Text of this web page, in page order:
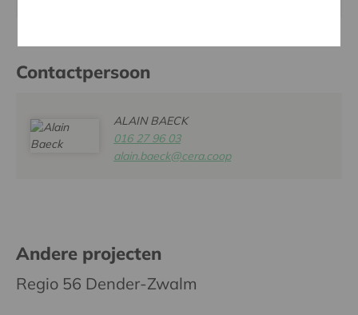
Contactpersoon
ALAIN BAECK
016 27 96 03
alain.baeck@cera.coop
Andere projecten
Regio 56 Dender-Zwalm